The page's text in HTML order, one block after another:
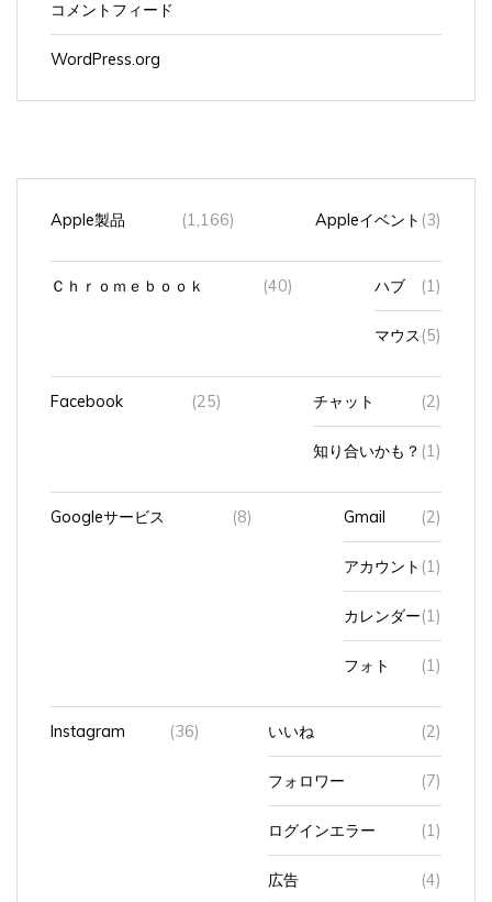
WordPress.org
Apple製品 (1,166) Appleイベント (3)
Ｃｈｒｏｍｅｂｏｏｋ (40) ハブ (1)
マウス (5)
Facebook (25) チャット (2)
知り合いかも？ (1)
Googleサービス (8) Gmail (2)
アカウント (1)
カレンダー (1)
フォト (1)
Instagram (36) いいね (2)
フォロワー (7)
ログインエラー (1)
広告 (4)